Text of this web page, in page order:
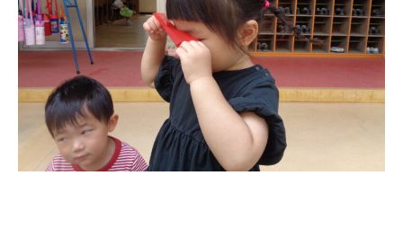
教育と保育
美⽊多幼稚園の理想
園の1⽇
年間⾏事
預かり保育［ヒラソル ]